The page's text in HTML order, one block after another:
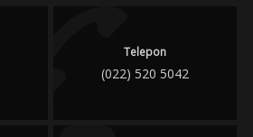
Telepon
(022) 520 5042